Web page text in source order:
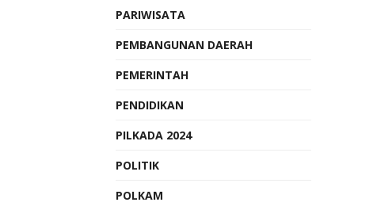
PARIWISATA
PEMBANGUNAN DAERAH
PEMERINTAH
PENDIDIKAN
PILKADA 2024
POLITIK
POLKAM